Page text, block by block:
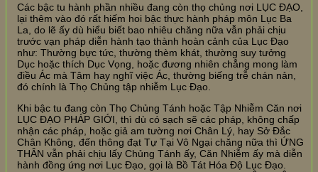
Các bậc tu hành phần nhiều đang còn thọ chủng nơi LỤC ĐẠO,
lại thêm vào đó rất hiếm hoi bậc thực hành pháp môn Lục Ba
La, do lẽ ấy dù hiểu biết bao nhiêu chăng nữa vẫn phải chịu
trước vạn pháp diễn hành tạo thành hoàn cảnh của Lục Đạo
như: Thường bực tức, thường thèm khát, thường suy tưởng
Dục hoặc thích Dục Vọng, hoặc đương nhiên chẳng mong làm
điều Ác mà Tâm hay nghĩ việc Ác, thường biếng trễ chán nản,
đó chính là Thọ Chủng tập nhiễm Lục Đạo.
Khi bậc tu đang còn Thọ Chủng Tánh hoặc Tập Nhiễm Căn nơi
LỤC ĐẠO PHÁP GIỚI, thì dù có sạch sẽ các pháp, không chấp
nhận các pháp, hoặc giả am tường nơi Chân Lý, hay Sở Đắc
Chân Không, đến thông đạt Tự Tại Vô Ngại chăng nữa thì ỨNG
THÂN vẫn phải chịu lấy Chủng Tánh ấy, Căn Nhiễm ấy mà diễn
hành đồng ứng nơi Lục Đạo, gọi là Bồ Tát Hóa Độ Lục Đạo.